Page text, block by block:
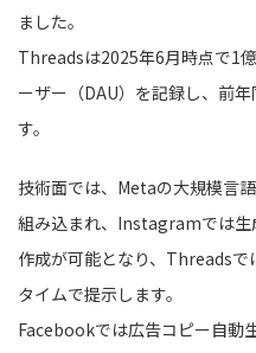
ました。
Threadsは2025年6月時点で1
ーザー（DAU）を記録し、前
す。
技術面では、Metaの大規模言
組み込まれ、Instagramでは生
作成が可能となり、Threads
タイムで提示します。
Facebookでは広告コピー自動